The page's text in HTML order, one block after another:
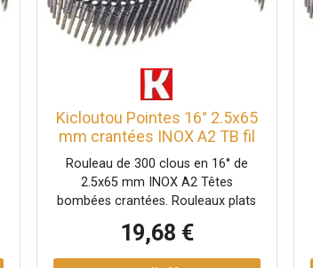
Kicloutou Pointes 16° 2.5x65
mm crantées INOX A2 TB fil
inox rouleaux de 300 clous
Rouleau de 300 clous en 16° de
2.5x65 mm INOX A2 Têtes
bombées crantées. Rouleaux plats
19,68 €